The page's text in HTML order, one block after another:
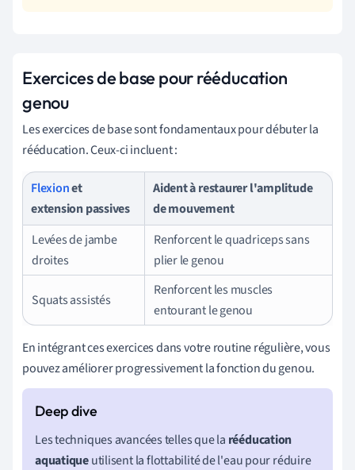
Exercices de base pour rééducation
genou
Les exercices de base sont fondamentaux pour débuter la
rééducation. Ceux-ci incluent :
Flexionet
extension passives
Aident à restaurer l'amplitude
de mouvement
Levées de jambe
droites
Renforcent le quadriceps sans
plier le genou
Squats assistés
Renforcent les muscles
entourant le genou
En intégrant ces exercices dans votre routine régulière, vous
pouvez améliorer progressivement la fonction du genou.
Les techniques avancées telles que la rééducation
aquatiqueutilisent la flottabilité de l'eau pour réduire